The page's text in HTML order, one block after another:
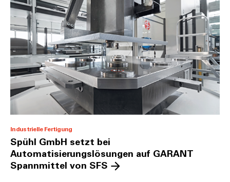
Industrielle Fertigung
Spühl GmbH setzt bei
Automatisierungslösungen auf GARANT
Spannmittel von SFS